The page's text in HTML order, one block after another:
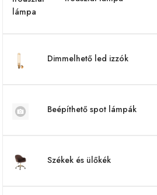
Dimmelhető led izzók
Beépíthető spot lámpák
Székek és ülőkék